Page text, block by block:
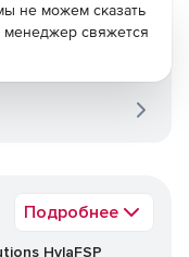
Подробнее
HylaFSP
не можем сказать
менеджер свяжется